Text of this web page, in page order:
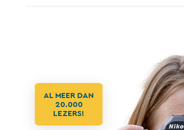
AL MEER DAN
20.000
LEZERS!